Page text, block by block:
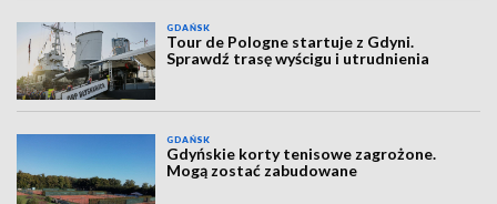
GDAŃSK
Tour de Pologne startuje z Gdyni.
Sprawdź trasę wyścigu i utrudnienia
GDAŃSK
Gdyńskie korty tenisowe zagrożone.
Mogą zostać zabudowane